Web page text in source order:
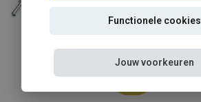
Incl. btw
Functionele cookies
Jouw voorkeuren